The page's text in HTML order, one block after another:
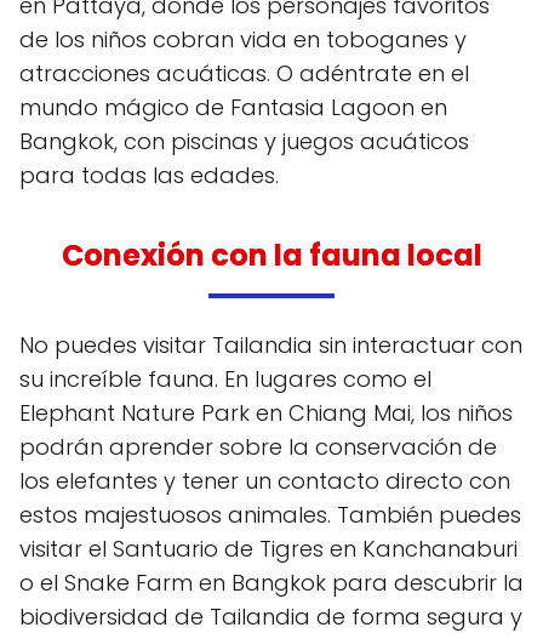
de los niños cobran vida en toboganes y
atracciones acuáticas. O adéntrate en el
mundo mágico de Fantasia Lagoon en
Bangkok, con piscinas y juegos acuáticos
para todas las edades.
Conexión con la fauna local
No puedes visitar Tailandia sin interactuar con
su increíble fauna. En lugares como el
Elephant Nature Park en Chiang Mai, los niños
podrán aprender sobre la conservación de
los elefantes y tener un contacto directo con
estos majestuosos animales. También puedes
visitar el Santuario de Tigres en Kanchanaburi
o el Snake Farm en Bangkok para descubrir la
biodiversidad de Tailandia de forma segura y